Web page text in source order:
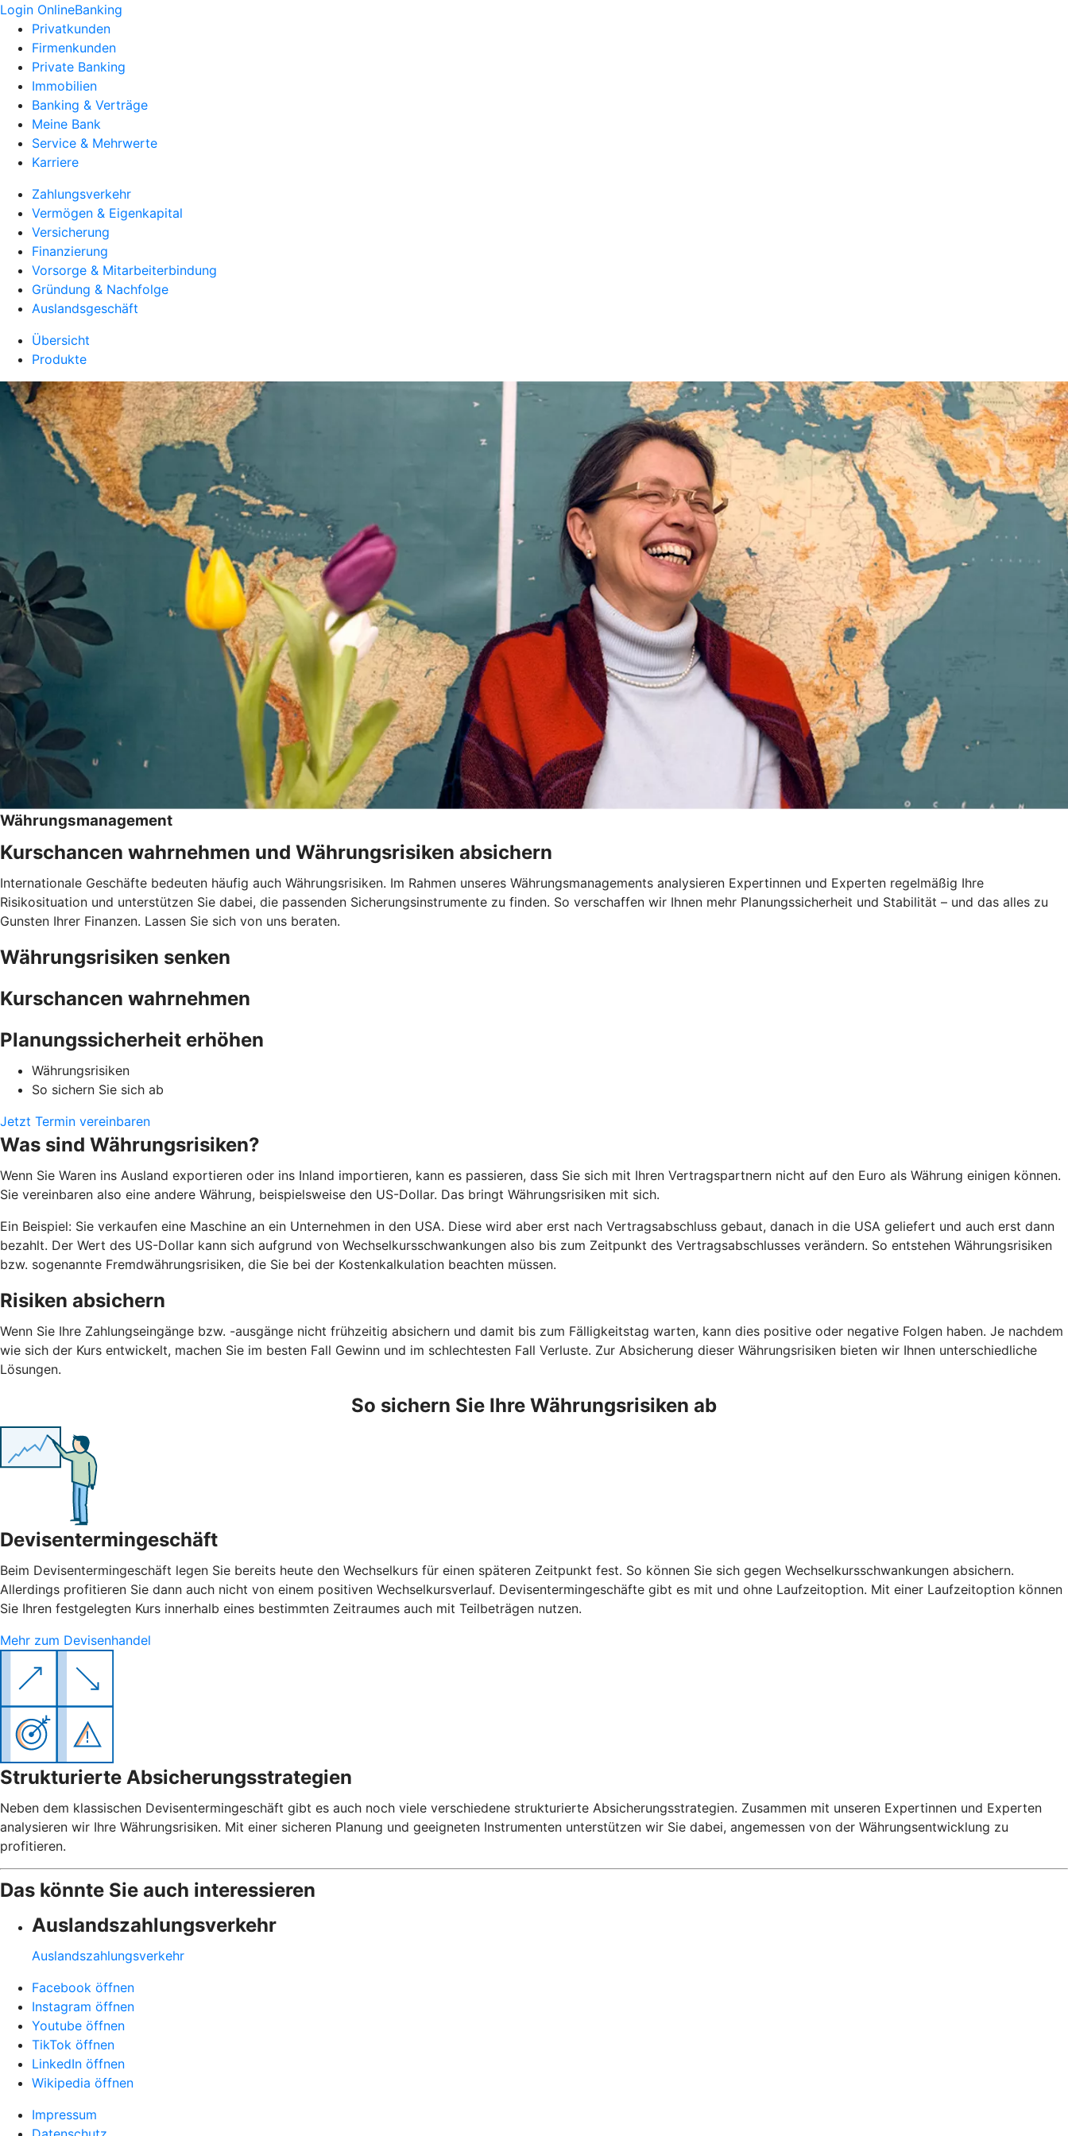
Login OnlineBanking
Privatkunden
Firmenkunden
Private Banking
Immobilien
Banking & Verträge
Meine Bank
Service & Mehrwerte
Karriere
Zahlungsverkehr
Vermögen & Eigenkapital
Versicherung
Finanzierung
Vorsorge & Mitarbeiterbindung
Gründung & Nachfolge
Auslandsgeschäft
Übersicht
Produkte
Währungsmanagement
Kurschancen wahrnehmen und Währungsrisiken absichern
Internationale Geschäfte bedeuten häufig auch Währungsrisiken. Im Rahmen unseres Währungsmanagements analysieren Expertinnen und Experten regelmäßig Ihre
Risikosituation und unterstützen Sie dabei, die passenden Sicherungsinstrumente zu finden. So verschaffen wir Ihnen mehr Planungssicherheit und Stabilität – und das alles zu
Gunsten Ihrer Finanzen. Lassen Sie sich von uns beraten.
Währungsrisiken senken
Kurschancen wahrnehmen
Planungssicherheit erhöhen
Währungsrisiken
So sichern Sie sich ab
Jetzt Termin vereinbaren
Was sind Währungsrisiken?
Wenn Sie Waren ins Ausland exportieren oder ins Inland importieren, kann es passieren, dass Sie sich mit Ihren Vertragspartnern nicht auf den Euro als Währung einigen können.
Sie vereinbaren also eine andere Währung, beispielsweise den US-Dollar. Das bringt Währungsrisiken mit sich.
Ein Beispiel: Sie verkaufen eine Maschine an ein Unternehmen in den USA. Diese wird aber erst nach Vertragsabschluss gebaut, danach in die USA geliefert und auch erst dann
bezahlt. Der Wert des US-Dollar kann sich aufgrund von Wechselkursschwankungen also bis zum Zeitpunkt des Vertragsabschlusses verändern. So entstehen Währungsrisiken
bzw. sogenannte Fremdwährungsrisiken, die Sie bei der Kostenkalkulation beachten müssen.
Risiken absichern
Wenn Sie Ihre Zahlungseingänge bzw. -ausgänge nicht frühzeitig absichern und damit bis zum Fälligkeitstag warten, kann dies positive oder negative Folgen haben. Je nachdem
wie sich der Kurs entwickelt, machen Sie im besten Fall Gewinn und im schlechtesten Fall Verluste. Zur Absicherung dieser Währungsrisiken bieten wir Ihnen unterschiedliche
Lösungen.
So sichern Sie Ihre Währungsrisiken ab
Devisentermingeschäft
Beim Devisentermingeschäft legen Sie bereits heute den Wechselkurs für einen späteren Zeitpunkt fest. So können Sie sich gegen Wechselkursschwankungen absichern.
Allerdings profitieren Sie dann auch nicht von einem positiven Wechselkursverlauf. Devisentermingeschäfte gibt es mit und ohne Laufzeitoption. Mit einer Laufzeitoption können
Sie Ihren festgelegten Kurs innerhalb eines bestimmten Zeitraumes auch mit Teilbeträgen nutzen.
Mehr zum Devisenhandel
Strukturierte Absicherungsstrategien
Neben dem klassischen Devisentermingeschäft gibt es auch noch viele verschiedene strukturierte Absicherungsstrategien. Zusammen mit unseren Expertinnen und Experten
analysieren wir Ihre Währungsrisiken. Mit einer sicheren Planung und geeigneten Instrumenten unterstützen wir Sie dabei, angemessen von der Währungsentwicklung zu
profitieren.
Das könnte Sie auch interessieren
Auslandszahlungsverkehr
Auslandszahlungsverkehr
Facebook öffnen
Instagram öffnen
Youtube öffnen
TikTok öffnen
LinkedIn öffnen
Wikipedia öffnen
Impressum